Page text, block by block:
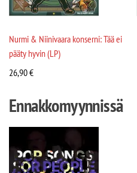
Nurmi & Niinivaara konserni: Tää ei
pääty hyvin (LP)
26,90€
Ennakkomyynnissä